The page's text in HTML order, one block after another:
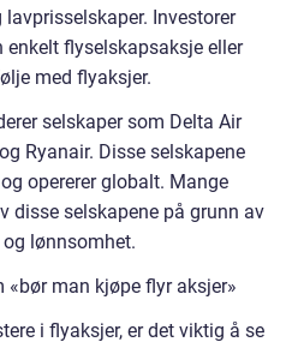
Investorer
enkelt flyselskapsaksje eller
med flyaksjer.
selskaper som Delta Air
Ryanair. Disse selskapene
opererer globalt. Mange
disse selskapene på grunn av
lønnsomhet.
man kjøpe flyr aksjer»
i flyaksjer, er det viktig å se